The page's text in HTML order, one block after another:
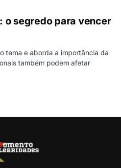
o segredo para vencer
tema e aborda a importância da
também podem afetar